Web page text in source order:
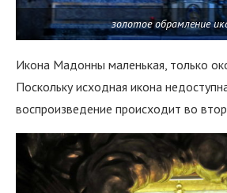
золотое обрамление
Икона Мадонны маленькая, только
Поскольку исходная икона
воспроизведение происходит во